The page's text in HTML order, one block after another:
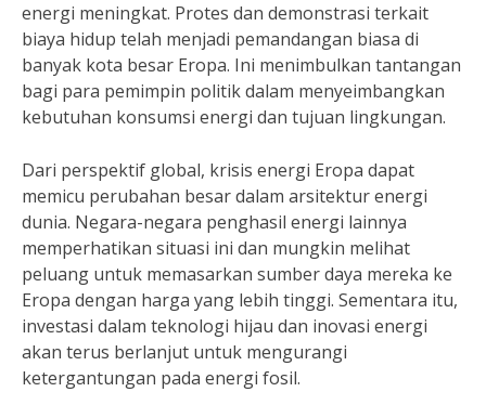
energi meningkat. Protes dan demonstrasi terkait
biaya hidup telah menjadi pemandangan biasa di
banyak kota besar Eropa. Ini menimbulkan tantangan
bagi para pemimpin politik dalam menyeimbangkan
kebutuhan konsumsi energi dan tujuan lingkungan.
Dari perspektif global, krisis energi Eropa dapat
memicu perubahan besar dalam arsitektur energi
dunia. Negara-negara penghasil energi lainnya
memperhatikan situasi ini dan mungkin melihat
peluang untuk memasarkan sumber daya mereka ke
Eropa dengan harga yang lebih tinggi. Sementara itu,
investasi dalam teknologi hijau dan inovasi energi
akan terus berlanjut untuk mengurangi
ketergantungan pada energi fosil.